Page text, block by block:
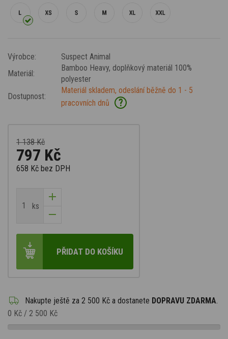
Výrobce:
Suspect Animal
Materiál:
Bamboo Heavy, doplňkový materiál 100%
polyester
Dostupnost:
Materiál skladem, odeslání běžně do 1 - 5
pracovních dnů
?
1 138 Kč
797 Kč
658 Kč bez DPH
ks
PŘIDAT DO KOŠÍKU
Nakupte ještě za 2 500 Kč a dostanete DOPRAVU ZDARMA
0 Kč / 2 500 Kč